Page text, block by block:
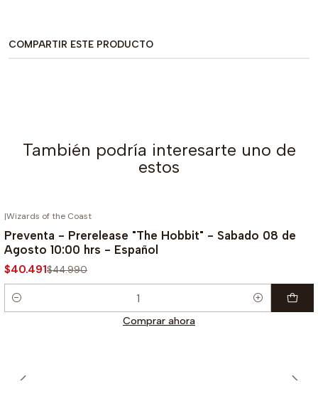
COMPARTIR ESTE PRODUCTO
También podría interesarte uno de
estos
-10%
|Wizards of the Coast
Preventa - Prerelease "The Hobbit" - Sabado 08 de
Agosto 10:00 hrs - Español
$40.491$44.990
Cantidad
Comprar ahora